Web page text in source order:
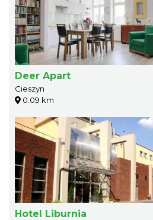
Deer Apart
Cieszyn
0.09 km
Hotel Liburnia